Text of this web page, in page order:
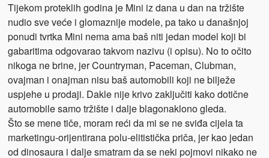
Tijekom proteklih godina je Mini iz dana u dan na tržište
nudio sve veće i glomaznije modele, pa tako u današnjoj
ponudi tvrtka Mini nema ama baš niti jedan model koji bi
gabaritima odgovarao takvom nazivu (i opisu). No to očito
nikoga ne brine, jer Countryman, Paceman, Clubman,
ovajman i onajman nisu baš automobili koji ne bilježe
uspjehe u prodaji. Dakle nije krivo zaključiti kako dotične
automobile samo tržište i dalje blagonaklono gleda.
Što se mene tiče, moram reći da mi se ne sviđa cijela ta
marketingu-orijentirana polu-elitistička priča, jer kao jedan
od dinosaura i dalje smatram da se neki pojmovi nikako ne